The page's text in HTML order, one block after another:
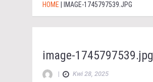
HOME IMAGE-1745797539.JPG
image-1745797539.jpg
| Kwi 28, 2025